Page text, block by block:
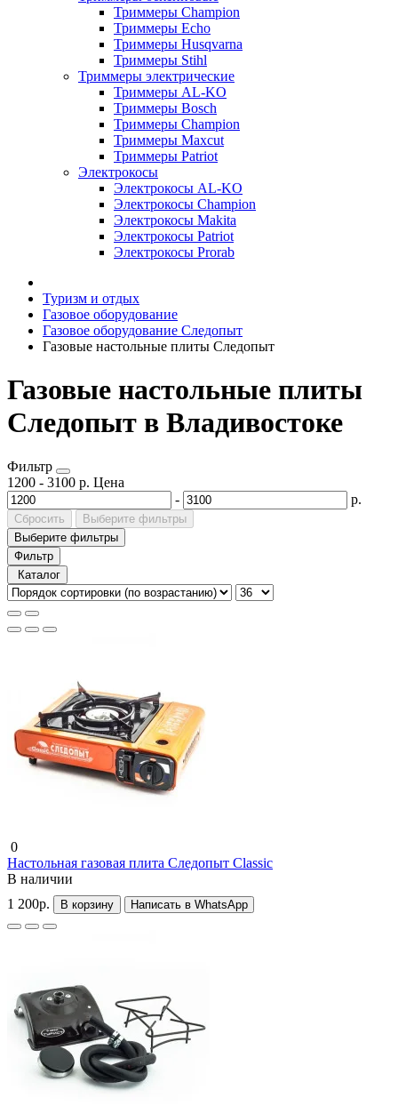
Триммеры Champion
Триммеры Echo
Триммеры Husqvarna
Триммеры Stihl
Триммеры электрические
Триммеры AL-KO
Триммеры Bosch
Триммеры Champion
Триммеры Maxcut
Триммеры Patriot
Электрокосы
Электрокосы AL-KO
Электрокосы Champion
Электрокосы Makita
Электрокосы Patriot
Электрокосы Prorab
Туризм и отдых
Газовое оборудование
Газовое оборудование Следопыт
Газовые настольные плиты Следопыт
Газовые настольные плиты
Следопыт в Владивостоке
Фильтр
1200 - 3100 р. Цена
-
р.
Сбросить
Выберите фильтры
Выберите фильтры
Фильтр
Каталог
0
Настольная газовая плита Следопыт Classic
В наличии
1 200р.
В корзину Написать в WhatsApp